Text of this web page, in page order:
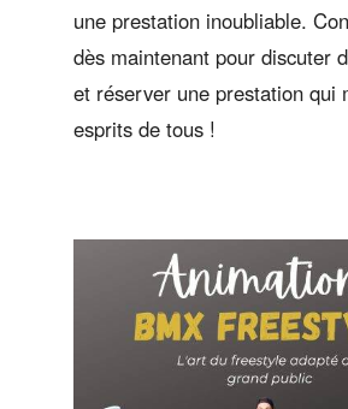
une prestation inoubliable.
dès maintenant pour discuter
et réserver une prestation qui
esprits de tous !